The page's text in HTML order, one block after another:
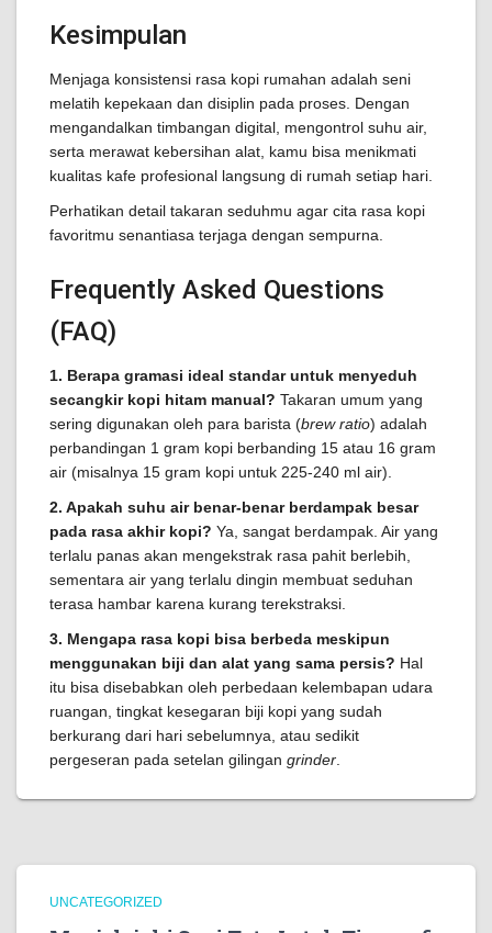
Kesimpulan
Menjaga konsistensi rasa kopi rumahan adalah seni
melatih kepekaan dan disiplin pada proses. Dengan
mengandalkan timbangan digital, mengontrol suhu air,
serta merawat kebersihan alat, kamu bisa menikmati
kualitas kafe profesional langsung di rumah setiap hari.
Perhatikan detail takaran seduhmu agar cita rasa kopi
favoritmu senantiasa terjaga dengan sempurna.
Frequently Asked Questions
(FAQ)
1. Berapa gramasi ideal standar untuk menyeduh
secangkir kopi hitam manual? Takaran umum yang
sering digunakan oleh para barista (brew ratio) adalah
perbandingan 1 gram kopi berbanding 15 atau 16 gram
air (misalnya 15 gram kopi untuk 225-240 ml air).
2. Apakah suhu air benar-benar berdampak besar
pada rasa akhir kopi? Ya, sangat berdampak. Air yang
terlalu panas akan mengekstrak rasa pahit berlebih,
sementara air yang terlalu dingin membuat seduhan
terasa hambar karena kurang terekstraksi.
3. Mengapa rasa kopi bisa berbeda meskipun
menggunakan biji dan alat yang sama persis? Hal
itu bisa disebabkan oleh perbedaan kelembapan udara
ruangan, tingkat kesegaran biji kopi yang sudah
berkurang dari hari sebelumnya, atau sedikit
pergeseran pada setelan gilingan grinder
UNCATEGORIZED